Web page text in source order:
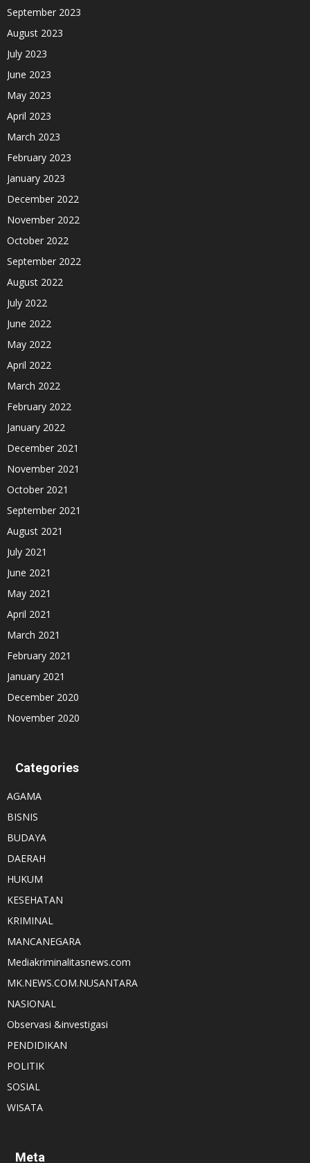
September 2023
August 2023
July 2023
June 2023
May 2023
April 2023
March 2023
February 2023
January 2023
December 2022
November 2022
October 2022
September 2022
August 2022
July 2022
June 2022
May 2022
April 2022
March 2022
February 2022
January 2022
December 2021
November 2021
October 2021
September 2021
August 2021
July 2021
June 2021
May 2021
April 2021
March 2021
February 2021
January 2021
December 2020
November 2020
Categories
AGAMA
BISNIS
BUDAYA
DAERAH
HUKUM
KESEHATAN
KRIMINAL
MANCANEGARA
Mediakriminalitasnews.com
MK.NEWS.COM.NUSANTARA
NASIONAL
Observasi &investigasi
PENDIDIKAN
POLITIK
SOSIAL
WISATA
Meta